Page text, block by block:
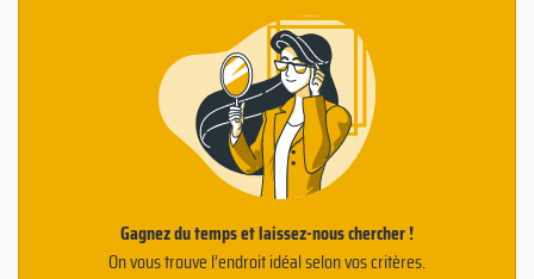
Gagnez du temps et laissez-nous chercher !
On vous trouve l’endroit idéal selon vos critères.